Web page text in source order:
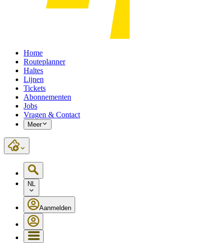
Home
Routeplanner
Haltes
Lijnen
Tickets
Abonnementen
Jobs
Vragen & Contact
Meer
NL
Aanmelden